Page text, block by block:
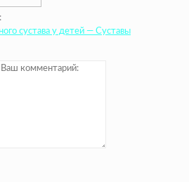
сустава у детей — Суставы